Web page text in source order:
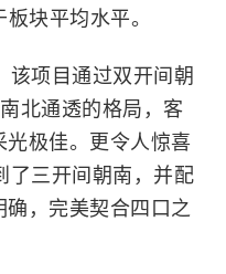
块平均水平。
该项目通过双开间朝
北通透的格局，客
极佳。更令人惊喜
了三开间朝南，并配
，完美契合四口之